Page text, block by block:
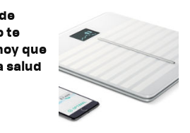
te
que
salud